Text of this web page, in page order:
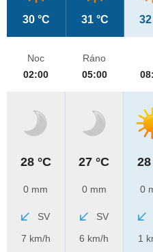
30 °C 31 °C 32
Noc
02:00
28 °C
0 mm
SV
7 km/h
Ráno
05:00
27 °C
0 mm
SV
6 km/h
28
0
1